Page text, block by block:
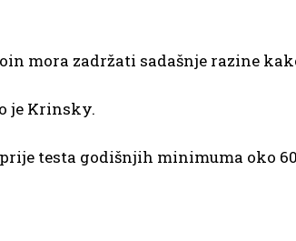
mora zadržati sadašnje razine
je Krinsky.
testa godišnjih minimuma oko